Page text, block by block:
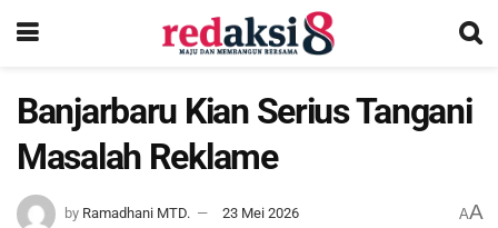
Banjarbaru Kian Serius Tangani
Masalah Reklame
by Ramadhani MTD. 23 Mei 2026 AA